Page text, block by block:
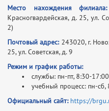
Место нахождения филиала:
Красногвардейская, д. 25, ул.
2)
Почтовый адрес:243020, г.
25, ул. Советская, д. 9
Режим и график работы:
службы: пн-пт, 8:30-
учебный процесс: пн-сб,
Официальный сайт: https://